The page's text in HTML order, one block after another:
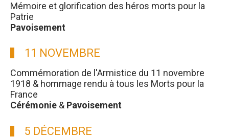
Mémoire et glorification des héros morts pour la
Patrie
Pavoisement
11 NOVEMBRE
Commémoration de l'Armistice du 11 novembre
1918 & hommage rendu à tous les Morts pour la
France
Cérémonie & Pavoisement
5 DÉCEMBRE